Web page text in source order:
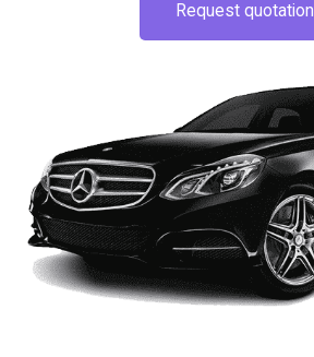
Request quotation